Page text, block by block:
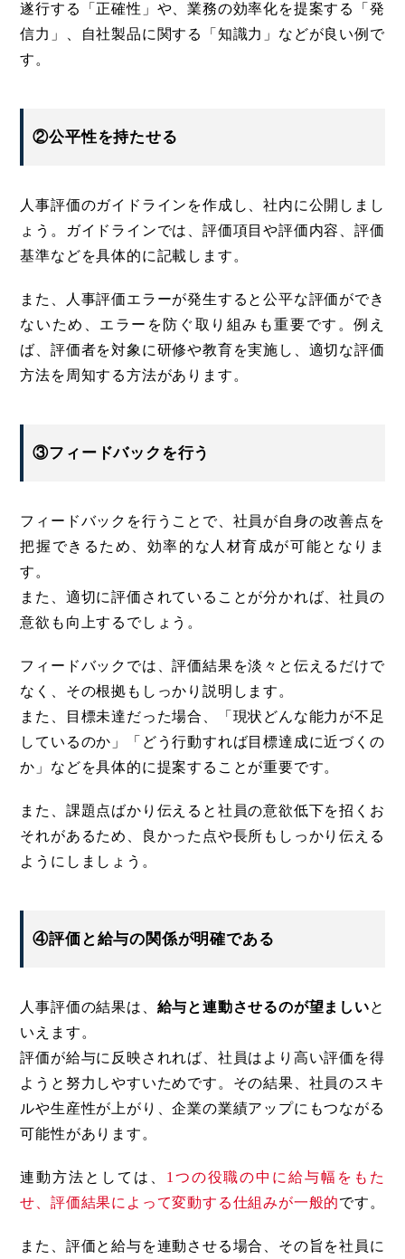
遂行する「正確性」や、業務の効率化を提案する「発
信力」、自社製品に関する「知識力」などが良い例で
す。
②公平性を持たせる
人事評価のガイドラインを作成し、社内に公開しまし
ょう。ガイドラインでは、評価項目や評価内容、評価
基準などを具体的に記載します。
また、人事評価エラーが発生すると公平な評価ができ
ないため、エラーを防ぐ取り組みも重要です。例え
ば、評価者を対象に研修や教育を実施し、適切な評価
方法を周知する方法があります。
③フィードバックを行う
フィードバックを行うことで、社員が自身の改善点を
把握できるため、効率的な人材育成が可能となりま
す。
また、適切に評価されていることが分かれば、社員の
意欲も向上するでしょう。
フィードバックでは、評価結果を淡々と伝えるだけで
なく、その根拠もしっかり説明します。
また、目標未達だった場合、「現状どんな能力が不足
しているのか」「どう行動すれば目標達成に近づくの
か」などを具体的に提案することが重要です。
また、課題点ばかり伝えると社員の意欲低下を招くお
それがあるため、良かった点や長所もしっかり伝える
ようにしましょう。
④評価と給与の関係が明確である
人事評価の結果は、 給与と連動させるのが望ましいと
いえます。
評価が給与に反映されれば、社員はより高い評価を得
ようと努力しやすいためです。その結果、社員のスキ
ルや生産性が上がり、企業の業績アップにもつながる
可能性があります。
連動方法としては、 1つの役職の中に給与幅をもた
せ、評価結果によって変動する仕組みが一般的です。
また、評価と給与を連動させる場合、その旨を社員に